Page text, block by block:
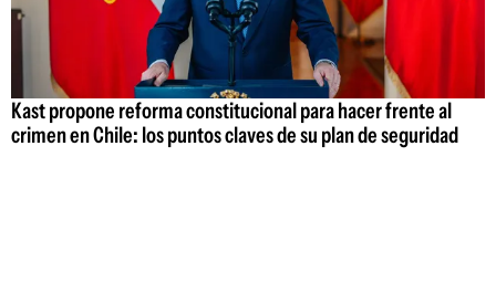
Kast propone reforma constitucional para hacer frente al
crimen en Chile: los puntos claves de su plan de seguridad